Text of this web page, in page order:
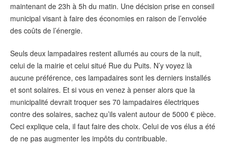
maintenant de 23h à 5h du matin. Une décision prise en conseil
municipal visant à faire des économies en raison de l’envolée
des coûts de l’énergie.
Seuls deux lampadaires restent allumés au cours de la nuit,
celui de la mairie et celui situé Rue du Puits. N’y voyez là
aucune préférence, ces lampadaires sont les derniers installés
et sont solaires. Et si vous en venez à penser alors que la
municipalité devrait troquer ses 70 lampadaires électriques
contre des solaires, sachez qu’ils valent autour de 5000 € pièce.
Ceci explique cela, il faut faire des choix. Celui de vos élus a été
de ne pas augmenter les impôts du contribuable.